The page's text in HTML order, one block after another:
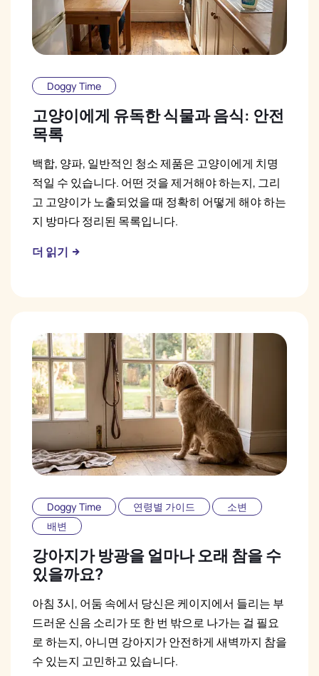
Doggy Time
고양이에게 유독한 식물과 음식: 안전
목록
백합, 양파, 일반적인 청소 제품은 고양이에게 치명
적일 수 있습니다. 어떤 것을 제거해야 하는지, 그리
고 고양이가 노출되었을 때 정확히 어떻게 해야 하는
지 방마다 정리된 목록입니다.
더 읽기
Doggy Time 연령별 가이드
소변
배변
강아지가 방광을 얼마나 오래 참을 수
있을까요?
아침 3시, 어둠 속에서 당신은 케이지에서 들리는 부
드러운 신음 소리가 또 한 번 밖으로 나가는 걸 필요
로 하는지, 아니면 강아지가 안전하게 새벽까지 참을
수 있는지 고민하고 있습니다.